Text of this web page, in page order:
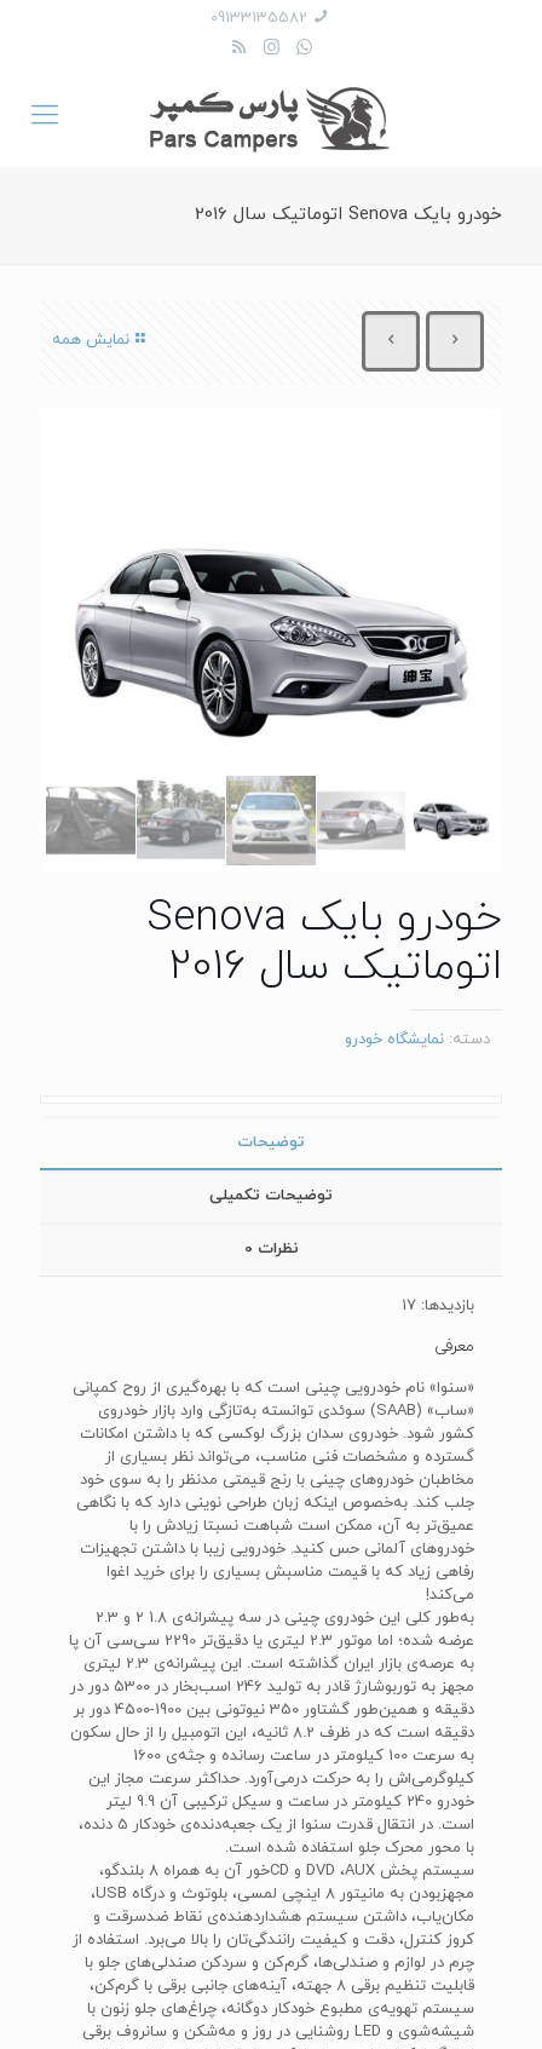
09133135582
خودرو بایک Senova اتوماتیک سال 2016
نمایش همه
خودرو بایک Senova
اتوماتیک سال 2016
دسته: نمایشگاه خودرو
توضیحات
توضیحات تکمیلی
نظرات 0
بازدیدها: 17
معرفی
«سنوا» نام خودرویی چینی است که با بهره‌گیری از روح کمپانی
«ساب» (SAAB) سوئدی توانسته به‌تازگی وارد بازار خودروی
کشور شود. خودروی سدان بزرگ لوکسی که با داشتن امکانات
گسترده و مشخصات فنی مناسب، می‌تواند نظر بسیاری از
مخاطبان خودروهای چینی با رنج قیمتی مدنظر را به سوی خود
جلب کند. به‌خصوص اینکه زبان طراحی نوینی دارد که با نگاهی
عمیق‌تر به آن، ممکن است شباهت نسبتا زیادش را با
خودروهای آلمانی حس کنید. خودرویی زیبا با داشتن تجهیزات
رفاهی زیاد که با قیمت مناسبش بسیاری را برای خرید اغوا
می‌کند!
به‌طور کلی این خودروی چینی در سه پیشرانه‌ی 1.8 2 و 2.3
عرضه شده؛ اما موتور 2.3 لیتری یا دقیق‌تر 2290 سی‌سی آن پا
به عرصه‌ی بازار ایران گذاشته است. این پیشرانه‌ی 2.3 لیتری
مجهز به توربوشارژ قادر به تولید 246 اسب‌بخار در 5300 دور در
دقیقه و همین‌طور گشتاور 350 نیوتونی بین 1900-4500 دور بر
دقیقه است که در ظرف 8.2 ثانیه، این اتومبیل را از حال سکون
به سرعت 100 کیلومتر در ساعت رسانده و جثه‌ی 1600
کیلوگرمی‌اش را به حرکت درمی‌آورد. حداکثر سرعت مجاز این
خودرو 240 کیلومتر در ساعت و سیکل ترکیبی آن 9.9 لیتر
است. در انتقال قدرت سنوا از یک جعبه‌دنده‌ی خودکار 5 دنده،
با محور محرک جلو استفاده شده است.
سیستم پخش DVD ،AUX و CDخور آن به همراه 8 بلندگو،
مجهزبودن به مانیتور 8 اینچی لمسی، بلوتوث و درگاه USB،
مکان‌یاب، داشتن سیستم هشداردهنده‌ی نقاط ضدسرقت و
کروز کنترل، دقت و کیفیت رانندگی‌تان را بالا می‌برد. استفاده از
چرم در لوازم و صندلی‌ها، گرم‌کن و سردکن صندلی‌های جلو با
قابلیت تنظیم برقی 8 جهته، آینه‌های جانبی برقی با گرم‌کن،
سیستم تهویه‌ی مطبوع خودکار دوگانه، چراغ‌های جلو زنون با
شیشه‌شوی و LED روشنایی در روز و مه‌شکن و سانروف برقی